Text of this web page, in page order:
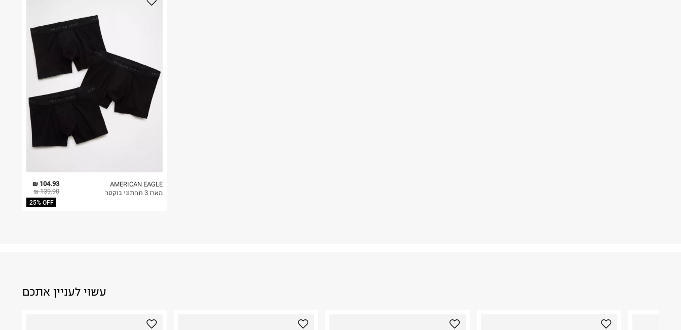
104.93 ₪
139.90 ₪
25% OFF
AMERICAN EAGLE
מארז 3 תחתוני בוקסר
עשוי לעניין אתכם